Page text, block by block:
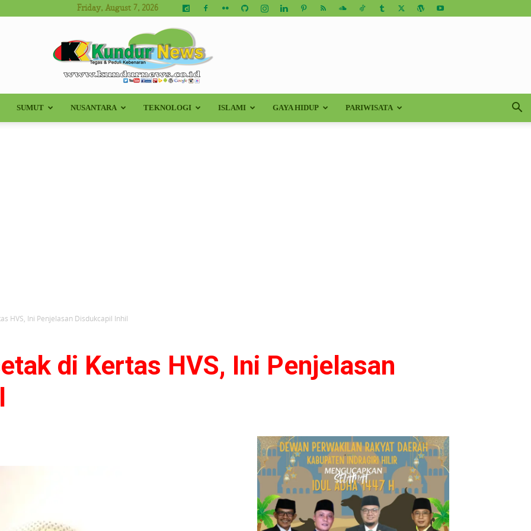
Friday, August 7, 2026
Kundur
SUMUT NUSANTARA TEKNOLOGI ISLAMI GAYA HIDUP PARIWISATA
HVS, Ini Penjelasan Disdukcapil Inhil
di Kertas HVS, Ini Penjelasan